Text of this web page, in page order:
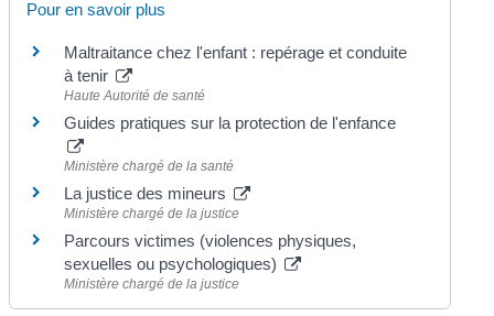
Pour en savoir plus
Maltraitance chez l'enfant : repérage et conduite
à tenir
Haute Autorité de santé
Guides pratiques sur la protection de l'enfance
Ministère chargé de la santé
La justice des mineurs
Ministère chargé de la justice
Parcours victimes (violences physiques,
sexuelles ou psychologiques)
Ministère chargé de la justice